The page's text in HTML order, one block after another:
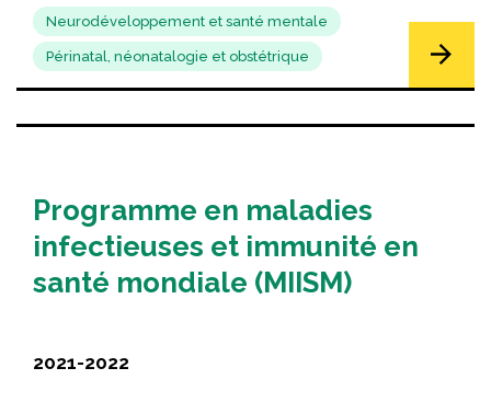
Neurodéveloppement et santé mentale
Périnatal, néonatalogie et obstétrique
Programme en maladies
infectieuses et immunité en
santé mondiale (MIISM)
2021-2022